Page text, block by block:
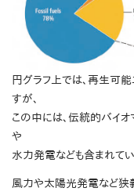
円グラフ上では、再生可
すが、
この中には、伝統的バイ
や
水力発電なども含まれてい
風力や太陽光発電など狭